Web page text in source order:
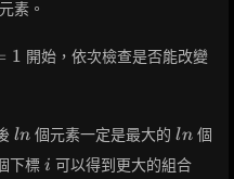
素。
1 開始，依次檢查是否能改變
ln
ln 個元素一定是最大的ln
ln個
下標 i
i 可以得到更大的組合